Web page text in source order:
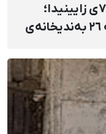
ئاماری لەسێدارەدان لە مانگی ٧ی زایینیدا؛
تۆمارکردنی ٧١ لەسێدارەدان لە ٢٦ بەندیخانەی